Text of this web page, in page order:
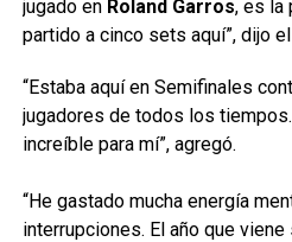
jugado en Roland Garros, es la
partido a cinco sets aquí”, dijo
“Estaba aquí en Semifinales
jugadores de todos los
increíble para mí”, agregó.
“He gastado mucha energía
interrupciones. El año que